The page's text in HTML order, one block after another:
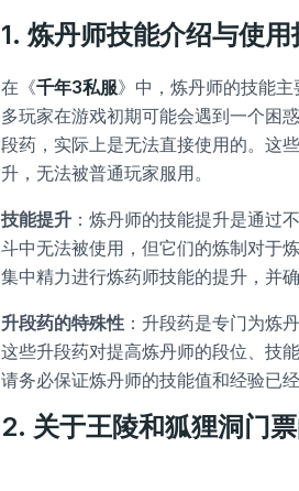
1. 炼丹师技能介绍与使用
在《千年3私服》中，炼丹师的技能
多玩家在游戏初期可能会遇到一个困
段药，实际上是无法直接使用的。这
升，无法被普通玩家服用。
技能提升：炼丹师的技能提升是通过
斗中无法被使用，但它们的炼制对于
集中精力进行炼药师技能的提升，并
升段药的特殊性：升段药是专门为炼
这些升段药对提高炼丹师的段位、技
请务必保证炼丹师的技能值和经验已
2. 关于王陵和狐狸洞门